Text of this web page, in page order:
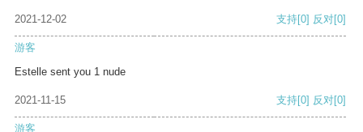
2021-12-02 支持[0] 反对[0]
游客
Estelle sent you 1 nude
2021-11-15 支持[0] 反对[0]
游客